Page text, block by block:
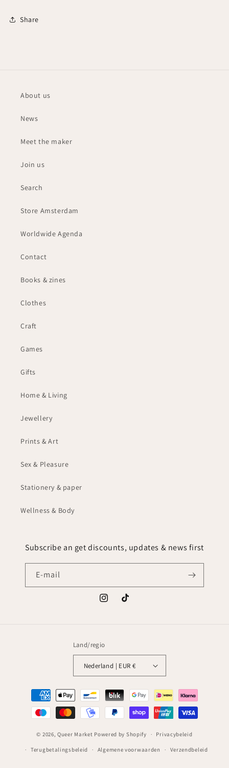
Share
About us
News
Meet the maker
Join us
Search
Store Amsterdam
Worldwide Agenda
Contact
Books & zines
Clothes
Craft
Games
Gifts
Home & Living
Jewellery
Prints & Art
Sex & Pleasure
Stationery & paper
Wellness & Body
Subscribe an get discounts, updates & news first
E‑mail
InstagramTikTok
Land/regio
Nederland | EUR €
Betaalmethoden
© 2026,Queer Market Powered by Shopify Privacybeleid
Terugbetalingsbeleid Algemene voorwaarden Verzendbeleid